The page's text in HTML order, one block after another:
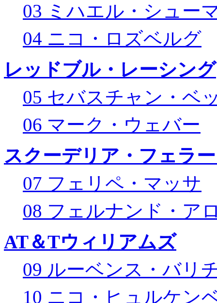
03 ミハエル・シュー
04 ニコ・ロズベルグ
レッドブル・レーシング
05 セバスチャン・ベ
06 マーク・ウェバー
スクーデリア・フェラ
07 フェリペ・マッサ
08 フェルナンド・ア
AT＆Tウィリアムズ
09 ルーベンス・バリ
10 ニコ・ヒュルケン